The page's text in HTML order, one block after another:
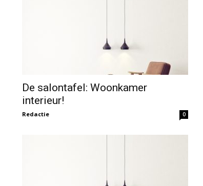
De salontafel: Woonkamer
interieur!
Redactie 0